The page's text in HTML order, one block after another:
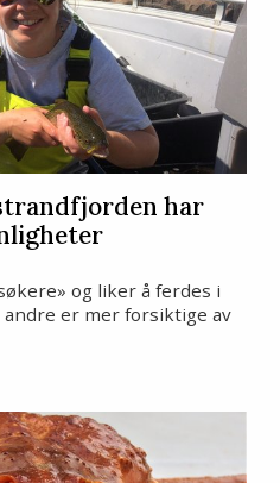
har
og liker å ferdes i
er mer forsiktige av